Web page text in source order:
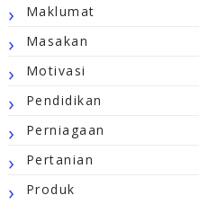
Maklumat
Masakan
Motivasi
Pendidikan
Perniagaan
Pertanian
Produk